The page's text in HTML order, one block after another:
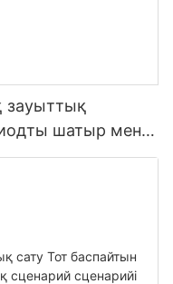
зауыттық
шатыр мен
герметикасы үшін